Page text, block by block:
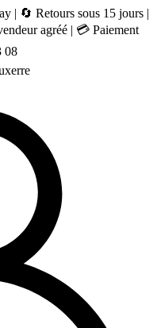
| 🔄 Retours sous 15 jours |
agréé | 💳 Paiement
08